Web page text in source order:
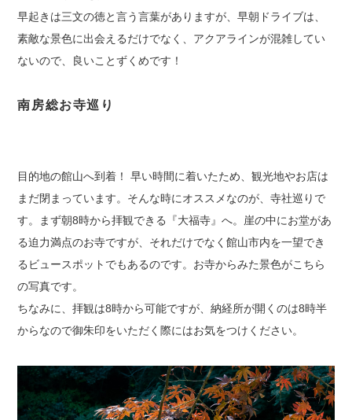
早起きは三文の徳と言う言葉がありますが、早朝ドライブは、
素敵な景色に出会えるだけでなく、アクアラインが混雑してい
ないので、良いことずくめです！
南房総お寺巡り
目的地の館山へ到着！ 早い時間に着いたため、観光地やお店は
まだ閉まっています。そんな時にオススメなのが、寺社巡りで
す。まず朝8時から拝観できる『大福寺』へ。崖の中にお堂があ
る迫力満点のお寺ですが、それだけでなく館山市内を一望でき
るビュースポットでもあるのです。お寺からみた景色がこちら
の写真です。
ちなみに、拝観は8時から可能ですが、納経所が開くのは8時半
からなので御朱印をいただく際にはお気をつけください。